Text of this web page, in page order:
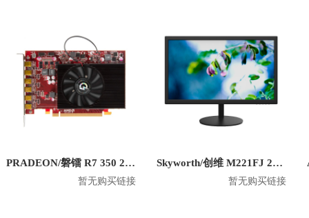
PRADEON/磐镭 R7 350 2G 6miniDP 六屏显卡
暂无购买链接
Skyworth/创维 M221FJ 21.5英寸 1080P平面显示器
暂无购买链接